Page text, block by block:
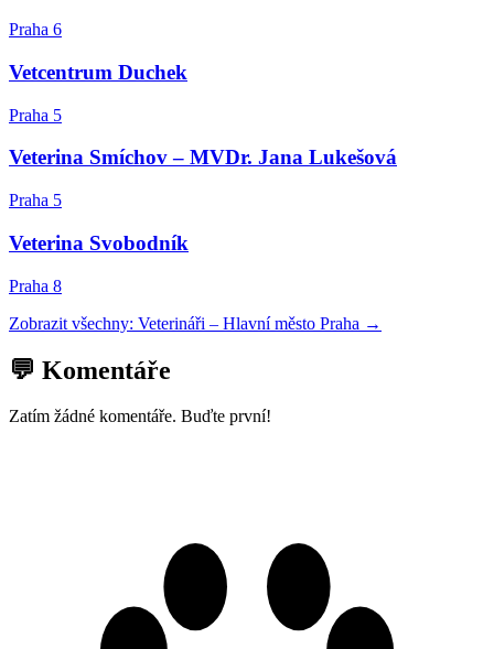
Praha 6
Vetcentrum Duchek
Praha 5
Veterina Smíchov – MVDr. Jana Lukešová
Praha 5
Veterina Svobodník
Praha 8
Zobrazit všechny: Veterináři – Hlavní město Praha →
💬 Komentáře
Zatím žádné komentáře. Buďte první!